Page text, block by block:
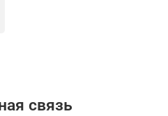
связь